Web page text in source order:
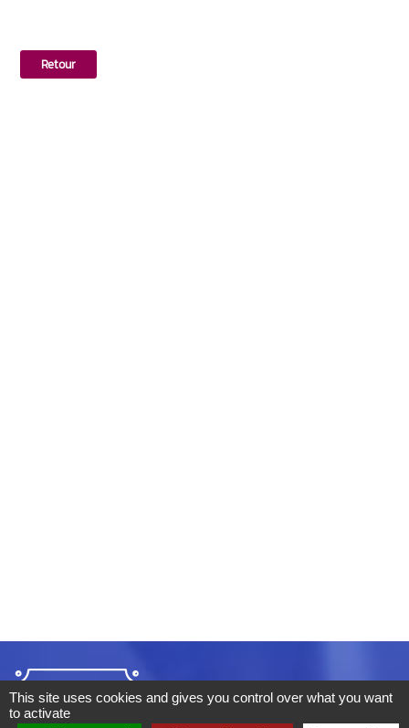
Retour
This site uses cookies and gives you control over what you want
to activate